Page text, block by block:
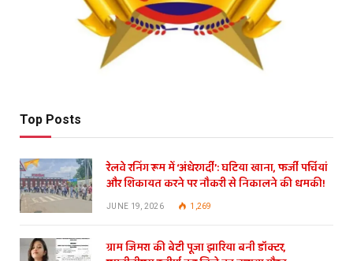
Top Posts
रेलवे रनिंग रूम में ‘अंधेरगर्दी’: घटिया खाना, फर्जी पर्चियां
और शिकायत करने पर नौकरी से निकालने की धमकी!
JUNE 19, 2026 1,269
ग्राम जिमरा की बेटी पूजा झारिया बनी डॉक्टर,